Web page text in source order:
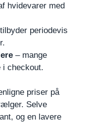
hvidevarer med
periodevis
– mange
i checkout.
priser på
Selve
og en lavere